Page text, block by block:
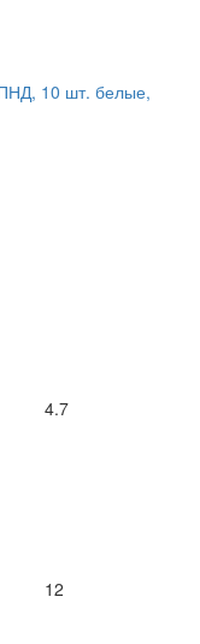
10 шт. белые,
4.7
12